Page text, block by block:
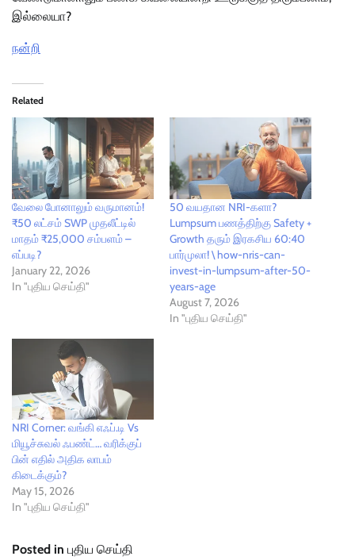
இல்லையா?
நன்றி
Related
வேலை போனாலும் வருமானம்!
₹50 லட்சம் SWP முதலீட்டில்
மாதம் ₹25,000 சம்பளம் –
எப்படி?
January 22, 2026
In "புதிய செய்தி"
50 வயதான NRI-களா?
Lumpsum பணத்திற்கு Safety +
Growth தரும் இரகசிய 60:40
பார்முலா! \ how-nris-can-
invest-in-lumpsum-after-50-
years-age
August 7, 2026
In "புதிய செய்தி"
NRI Corner: வங்கி எஃப்.டி Vs
மியூச்சுவல் ஃபண்ட்… வரிக்குப்
பின் எதில் அதிக லாபம்
கிடைக்கும்?
May 15, 2026
In "புதிய செய்தி"
Posted in புதிய செய்தி